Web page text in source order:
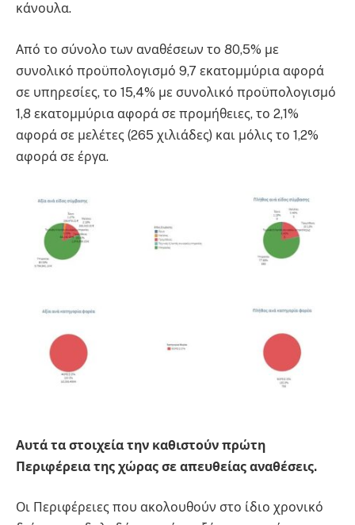
κάνουλα.
Από το σύνολο των αναθέσεων το 80,5% με
συνολικό προϋπολογισμό 9,7 εκατομμύρια αφορά
σε υπηρεσίες, το 15,4% με συνολικό προϋπολογισμό
1,8 εκατομμύρια αφορά σε προμήθειες, το 2,1%
αφορά σε μελέτες (265 χιλιάδες) και μόλις το 1,2%
αφορά σε έργα.
Αυτά τα στοιχεία την καθιστούν πρώτη
Περιφέρεια της χώρας σε απευθείας αναθέσεις.
Οι Περιφέρειες που ακολουθούν στο ίδιο χρονικό